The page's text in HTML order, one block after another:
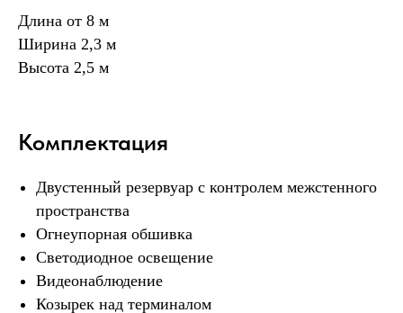
Длина от 8 м
Ширина 2,3 м
Высота 2,5 м
Комплектация
Двустенный резервуар с контролем межстенного
пространства
Огнеупорная обшивка
Светодиодное освещение
Видеонаблюдение
Козырек над терминалом